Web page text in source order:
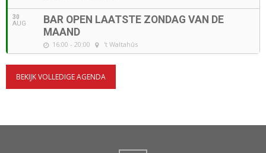
30
AUG
BAR OPEN LAATSTE ZONDAG VAN DE
MAAND
16:00 - 20:00 't Waltahûs
BEKIJK VOLLEDIGE AGENDA